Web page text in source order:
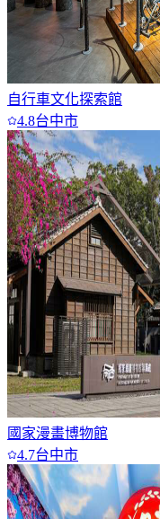
自行車文化探索館
4.8台中市
國家漫畫博物館
4.7台中市